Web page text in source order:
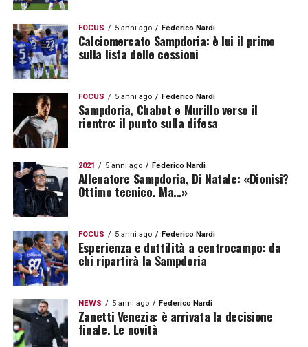
FOCUS 5 anni ago Federico Nardi
Calciomercato Sampdoria: è lui il primo
sulla lista delle cessioni
FOCUS 5 anni ago Federico Nardi
Sampdoria, Chabot e Murillo verso il
rientro: il punto sulla difesa
2021 5 anni ago Federico Nardi
Allenatore Sampdoria, Di Natale: «Dionisi?
Ottimo tecnico. Ma…»
FOCUS 5 anni ago Federico Nardi
Esperienza e duttilità a centrocampo: da
chi ripartirà la Sampdoria
NEWS 5 anni ago Federico Nardi
Zanetti Venezia: è arrivata la decisione
finale. Le novità